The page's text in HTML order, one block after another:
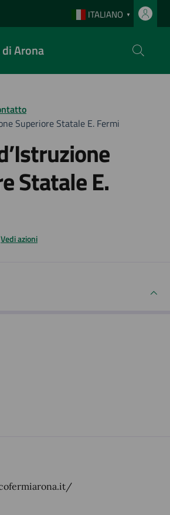
ITALIANO ▼
Arona
Superiore Statale E. Fermi
Statale E.
Vedi azioni